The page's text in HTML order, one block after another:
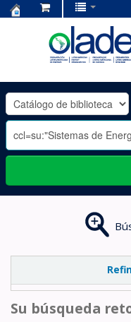
OLADE
-
Su búsqueda